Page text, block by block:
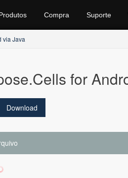
Compra Suporte
via Java
for
Download